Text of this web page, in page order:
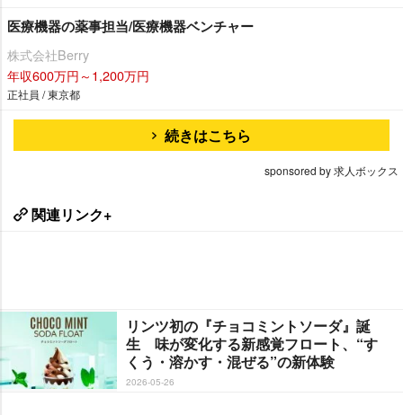
医療機器の薬事担当/医療機器ベンチャー
株式会社Berry
年収600万円～1,200万円
正社員 / 東京都
続きはこちら
sponsored by 求人ボックス
関連リンク+
リンツ初の『チョコミントソーダ』誕
生 味が変化する新感覚フロート、“す
くう・溶かす・混ぜる”の新体験
2026-05-26